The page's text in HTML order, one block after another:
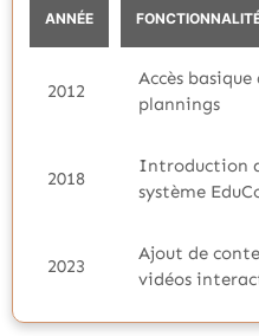
ANNÉE
2012
Accès
plannings
2018
Introduction
système
2023
Ajout de
vidéos